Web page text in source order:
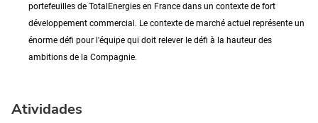
portefeuilles de TotalEnergies en France dans un contexte de fort
développement commercial. Le contexte de marché actuel représente un
énorme défi pour l'équipe qui doit relever le défi à la hauteur des
ambitions de la Compagnie.
Atividades